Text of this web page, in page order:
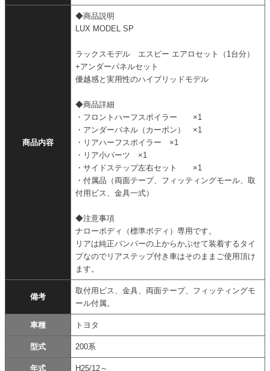
商品内容
◆商品説明
LUX MODEL SP
ラックスモデル エスピー エアロセット（1台分）
+アンダーパネルセット
優越感と実用性のハイブリッドモデル
◆商品詳細
・フロントハーフスポイラー ×1
・アンダーパネル（カーボン） ×1
・リアハーフスポイラー ×1
・リア小パーツ ×1
・サイドステップ左右セット ×1
・付属品（両面テープ、フィッティングモール、取
付用ビス、金具一式）
◆注意事項
ナローボディ（標準ボディ）専用です。
リアは純正バンパーの上からかぶせて装着するタイ
プなのでリアステップ付き車はそのままご使用頂け
ます。
備考
取付用ビス、金具、両面テープ、フィッティングモ
ール付属。
車種 トヨタ
型式 200系
年式 H25/12～